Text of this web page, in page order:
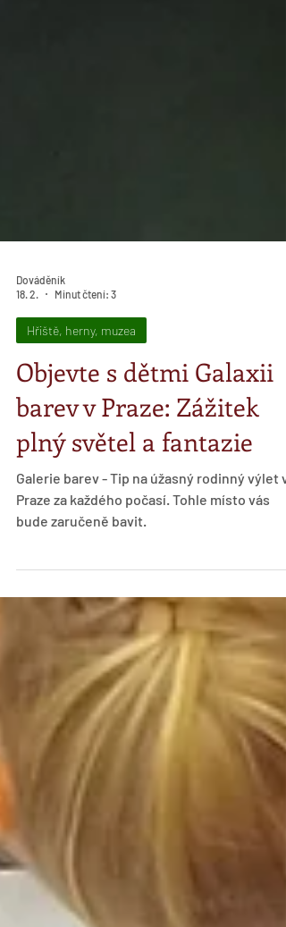
18. 2.
Minut čtení: 3
Objevte s dětmi Galaxii
barev v Praze: Zážitek
plný světel a fantazie
Galerie barev - Tip na úžasný rodinný výlet v
Praze za každého počasí. Tohle místo vás